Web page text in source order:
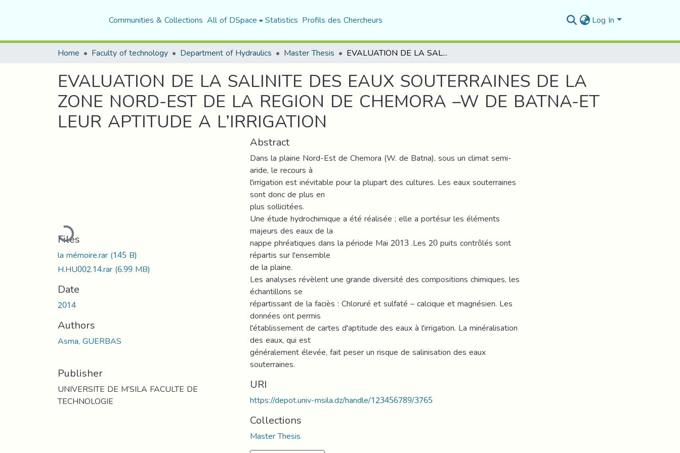
Communities & Collections All of DSpace Statistics Profils des Chercheurs Log In
Home Faculty of technology Department of Hydraulics Master Thesis EVALUATION DE LA SALINITE DES EAUX SOUTERRAINES DE LA ZONE NORD-EST DE LA REGION DE CHEMORA –W DE BATNA-ET LEUR APTITUDE A L’IRRIGATION
EVALUATION DE LA SALINITE DES EAUX SOUTERRAINES DE LA
ZONE NORD-EST DE LA REGION DE CHEMORA –W DE BATNA-ET
LEUR APTITUDE A L’IRRIGATION
Loading...
Files
la mémoire.rar(145 B)
H.HU002.14.rar(6.99 MB)
Date
2014
Authors
Asma, GUERBAS
Publisher
UNIVERSITE DE M’SILA FACULTE DE
TECHNOLOGIE
Abstract
Dans la plaine Nord-Est de Chemora (W. de Batna), sous un climat semi-
aride, le recours à
l'irrigation est inévitable pour la plupart des cultures. Les eaux souterraines
sont donc de plus en
plus sollicitées.
Une étude hydrochimique a été réalisée ; elle a portésur les éléments
majeurs des eaux de la
nappe phréatiques dans la période Mai 2013 .Les 20 puits contrôlés sont
répartis sur l'ensemble
de la plaine.
Les analyses révèlent une grande diversité des compositions chimiques, les
échantillons se
répartissant de la faciès : Chloruré et sulfaté – calcique et magnésien. Les
données ont permis
l'établissement de cartes d'aptitude des eaux à l'irrigation. La minéralisation
des eaux, qui est
généralement élevée, fait peser un risque de salinisation des eaux
souterraines.
URI
https://depot.univ-msila.dz/handle/123456789/3765
Collections
Master Thesis